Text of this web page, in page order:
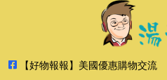
【好物報報】美國優惠購物交流